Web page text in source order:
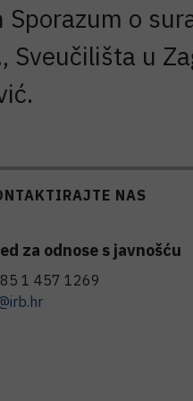
Sporazum o
Sveučilišta u
NAS
za odnose s javnošću
1 457 1269